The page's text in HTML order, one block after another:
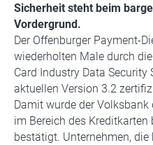
Sicherheit steht beim
Vordergrund.
Der Offenburger Payment-
wiederholten Male durch
Card Industry Data Security
aktuellen Version 3.2
Damit wurde der
im Bereich des Kreditkarten
bestätigt. Unternehmen,